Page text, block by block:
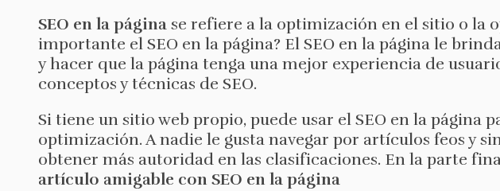
SEO en la página se refiere a la optimización en el sitio o la
importante el SEO en la página? El SEO en la página le
y hacer que la página tenga una mejor experiencia de
conceptos y técnicas de SEO.
Si tiene un sitio web propio, puede usar el SEO en la página
optimización. A nadie le gusta navegar por artículos feos y
obtener más autoridad en las clasificaciones. En la parte
artículo amigable con SEO en la página